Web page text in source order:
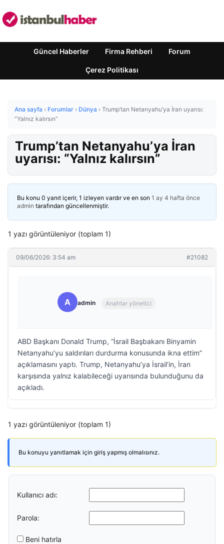
Güncel Haberler Firma Rehberi Forum
Çerez Politikası
Ana sayfa › Forumlar › Dünya › Trump’tan Netanyahu’ya İran uyarısı:
“Yalnız kalırsın”
Trump’tan Netanyahu’ya İran
uyarısı: “Yalnız kalırsın”
Bu konu 0 yanıt içerir, 1 izleyen vardır ve en son 1 ay 4 hafta önce
admin tarafından güncellenmiştir.
1 yazı görüntüleniyor (toplam 1)
09/06/2026: 3:54 am #21082
A admin Anahtar yönetici
ABD Başkanı Donald Trump, “İsrail Başbakanı Binyamin
Netanyahu’yu saldırıları durdurma konusunda ikna ettim”
açıklamasını yaptı. Trump, Netanyahu’ya İsrail’in, İran
karşısında yalnız kalabileceği uyarısında bulunduğunu da
açıkladı.
1 yazı görüntüleniyor (toplam 1)
Bu konuyu yanıtlamak için giriş yapmış olmalısınız.
Kullanıcı adı:
Parola:
Beni hatırla